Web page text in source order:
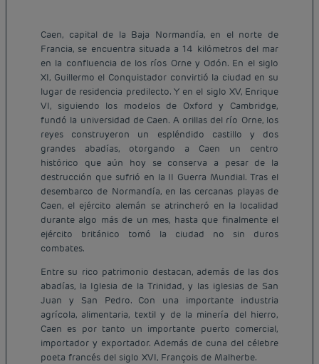
Caen, capital de la Baja Normandía, en el norte de
Francia, se encuentra situada a 14 kilómetros del mar
en la confluencia de los ríos Orne y Odón. En el siglo
XI, Guillermo el Conquistador convirtió la ciudad en su
lugar de residencia predilecto. Y en el siglo XV, Enrique
VI, siguiendo los modelos de Oxford y Cambridge,
fundó la universidad de Caen. A orillas del río Orne, los
reyes construyeron un espléndido castillo y dos
grandes abadías, otorgando a Caen un centro
histórico que aún hoy se conserva a pesar de la
destrucción que sufrió en la II Guerra Mundial. Tras el
desembarco de Normandía, en las cercanas playas de
Caen, el ejército alemán se atrincheró en la localidad
durante algo más de un mes, hasta que finalmente el
ejército británico tomó la ciudad no sin duros
combates.
Entre su rico patrimonio destacan, además de las dos
abadías, la Iglesia de la Trinidad, y las iglesias de San
Juan y San Pedro. Con una importante industria
agrícola, alimentaria, textil y de la minería del hierro,
Caen es por tanto un importante puerto comercial,
importador y exportador. Además de cuna del célebre
poeta francés del siglo XVI, François de Malherbe.